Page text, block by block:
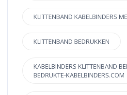
KLITTENBAND KABELBINDERS
KLITTENBAND BEDRUKKEN
KABELBINDERS KLITTENBAND
BEDRUKTE-KABELBINDERS.COM